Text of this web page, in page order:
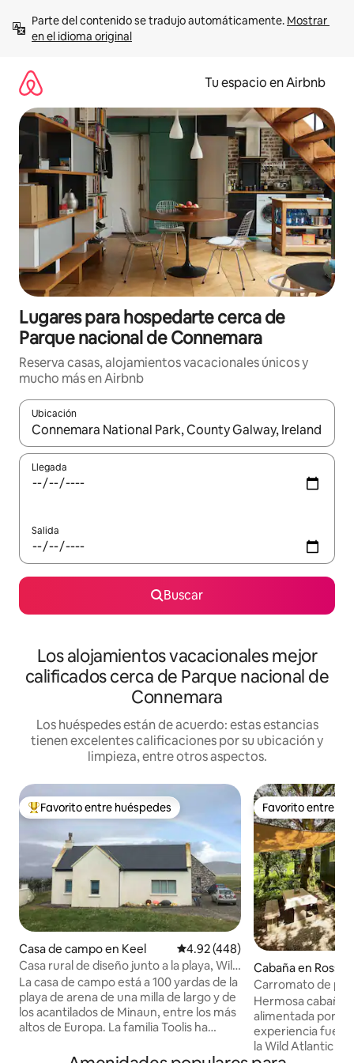
contenido
Parte del contenido se tradujo automáticamente. Mostrar
en el idioma original
Tu espacio en Airbnb
Lugares para hospedarte cerca de
Parque nacional de Connemara
Reserva casas, alojamientos vacacionales únicos y
mucho más en Airbnb
Ubicación
Cuando los resultados estén disponibles, podrás navegar
Llegada
Salida
Buscar
Los alojamientos vacacionales mejor
calificados cerca de Parque nacional de
Connemara
Los huéspedes están de acuerdo: estas estancias
tienen excelentes calificaciones por su ubicación y
limpieza, entre otros aspectos.
De los mejores en Favorito entre huéspedes
Favorito entre huéspedes
Casa de campo en Keel Calificación promedio: 4.92 de
4.92 (448)
Casa rural de diseño junto a la playa, Wild
Atlantic Way
La casa de campo está a 100 yardas de la
playa de arena de una milla de largo y de
los acantilados de Minaun, entre los más
altos de Europa. La familia Toolis ha
pueblo de piedra desierto de Dookinella
Favorito entre
Favorito entre
Cabaña en
Carromato de
silvestre
Hermosa cabaña
alimentada por
experiencia fuera
la Wild Atlantic